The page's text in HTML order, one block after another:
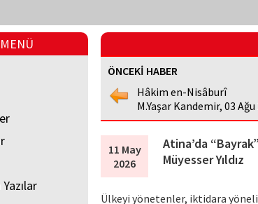
ÖNCEKİ HABER
Hâkim en-Nisâburî
M.Yaşar Kandemir, 03 Ağu
11 May
2026
Atina’da
Müyesser Yıldız
Ülkeyi yönetenler, iktidara